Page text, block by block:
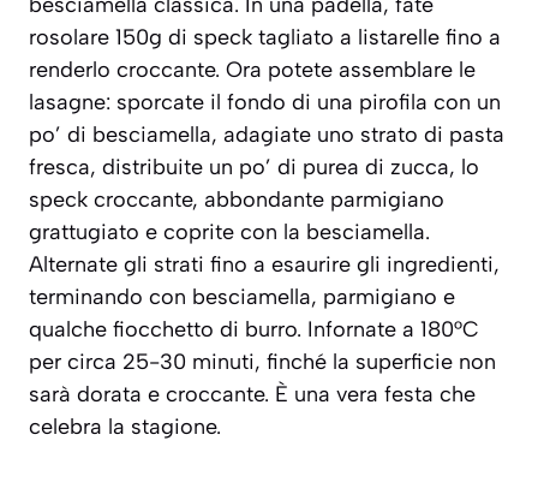
rosolare 150g di speck tagliato a listarelle fino a
renderlo croccante. Ora potete assemblare le
lasagne: sporcate il fondo di una pirofila con un
po’ di besciamella, adagiate uno strato di pasta
fresca, distribuite un po’ di purea di zucca, lo
speck croccante, abbondante parmigiano
grattugiato e coprite con la besciamella.
Alternate gli strati fino a esaurire gli ingredienti,
terminando con besciamella, parmigiano e
qualche fiocchetto di burro. Infornate a 180°C
per circa 25-30 minuti, finché la superficie non
sarà dorata e croccante. È una vera festa che
celebra la stagione.